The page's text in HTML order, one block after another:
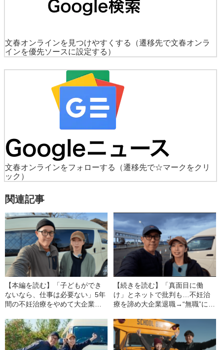
文春オンラインを見つけやすくする
（遷移先で文春オンラ
インを優先ソースに設定する）
文春オンラインをフォローする
（遷移先で☆マークをクリ
ック）
関連記事
【本編を読む】「子どもができ
ないなら、仕事は必要ない」5年
間の不妊治療をやめて大企業退
婦が“年収も地位も捨てた”ワケ
【続きを読む】「真面目に働
け」とネットで批判も…不妊治
療を諦め大企業退職→“無職”にな
婦YouTuberが明かす“葛藤”